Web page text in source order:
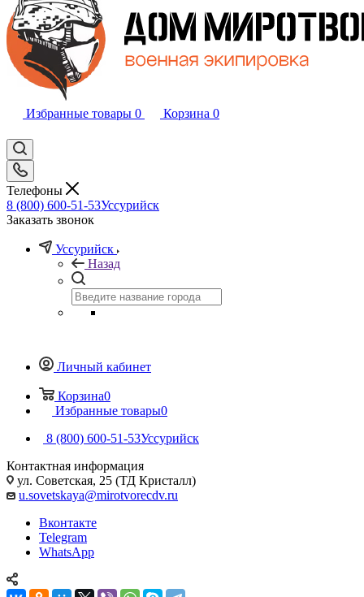
Избранные товары 0 Корзина 0
Телефоны
8 (800) 600-51-53Уссурийск
Заказать звонок
Уссурийск
Назад
Личный кабинет
Корзина0
Избранные товары0
8 (800) 600-51-53Уссурийск
Контактная информация
ул. Советская, 25 (ТД Кристалл)
u.sovetskaya@mirotvorecdv.ru
Вконтакте
Telegram
WhatsApp